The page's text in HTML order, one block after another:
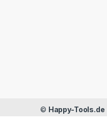
© Happy-Tools.de